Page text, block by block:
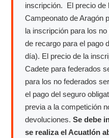
inscripción. El precio de
Campeonato de Aragón
la inscripción para los
de recargo para el pago
día). El precio de la
Cadete para federados
para los no federados
el pago del seguro
previa a la competición
devoluciones. Se debe
se realiza el Acuatlón